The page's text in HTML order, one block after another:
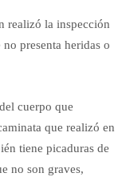
realizó la inspección
presenta heridas o
cuerpo que
que realizó en
tiene picaduras de
no son graves,